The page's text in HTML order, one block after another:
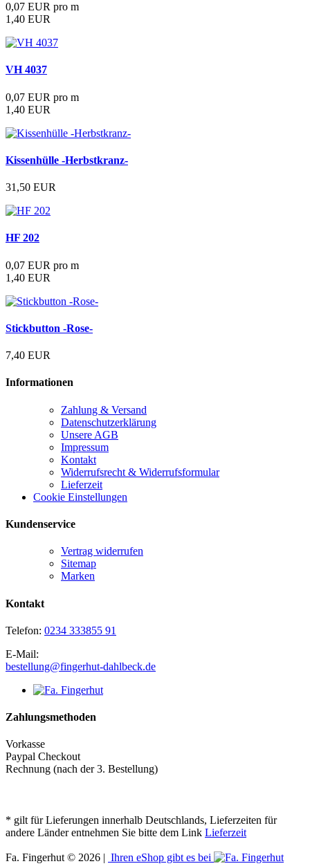
0,07 EUR pro m
1,40 EUR
VH 4037
0,07 EUR pro m
1,40 EUR
Kissenhülle -Herbstkranz-
31,50 EUR
HF 202
0,07 EUR pro m
1,40 EUR
Stickbutton -Rose-
7,40 EUR
Informationen
Zahlung & Versand
Datenschutzerklärung
Unsere AGB
Impressum
Kontakt
Widerrufsrecht & Widerrufsformular
Lieferzeit
Cookie Einstellungen
Kundenservice
Vertrag widerrufen
Sitemap
Marken
Kontakt
Telefon: 0234 333855 91
E-Mail:
bestellung@fingerhut-dahlbeck.de
Zahlungsmethoden
Vorkasse
Paypal Checkout
Rechnung (nach der 3. Bestellung)
* gilt für Lieferungen innerhalb Deutschlands, Lieferzeiten für
andere Länder entnehmen Sie bitte dem Link Lieferzeit
Fa. Fingerhut © 2026 | Ihren eShop gibt es bei